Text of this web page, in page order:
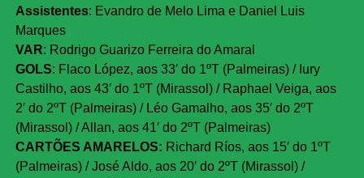
Assistentes: Evandro de Melo Lima e Daniel Luis
Marques
VAR: Rodrigo Guarizo Ferreira do Amaral
GOLS: Flaco López, aos 33′ do 1ºT (Palmeiras) / Iury
Castilho, aos 43′ do 1ºT (Mirassol) / Raphael Veiga, aos
2′ do 2ºT (Palmeiras) / Léo Gamalho, aos 35′ do 2ºT
(Mirassol) / Allan, aos 41′ do 2ºT (Palmeiras)
CARTÕES AMARELOS: Richard Ríos, aos 15′ do 1ºT
(Palmeiras) / José Aldo, aos 20′ do 2ºT (Mirassol) /